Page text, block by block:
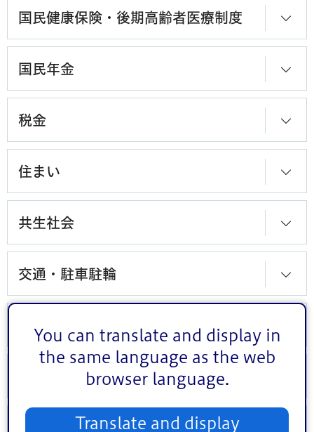
You can translate and display in
the same language as the web
browser language.
Translate and display
国民健康保険・後期高齢者医療制度
国民年金
税金
住まい
共生社会
交通・駐車駐輪
地域活動・コミュニティ
人権・男女共同参画・平和